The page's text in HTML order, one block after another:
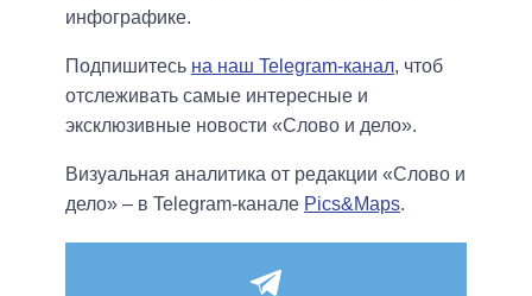
инфографике.
Подпишитесь на наш Telegram-канал, чтоб
отслеживать самые интересные и
эксклюзивные новости «Слово и дело».
Визуальная аналитика от редакции «Слово и
дело» – в Telegram-канале Pics&Maps.